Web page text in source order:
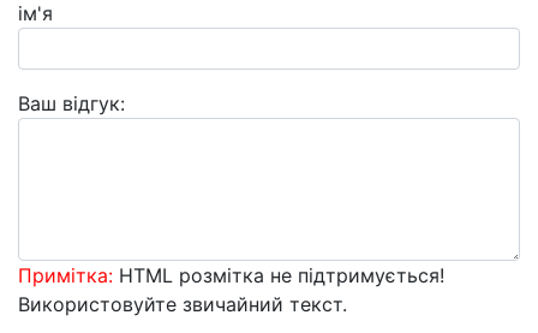
ім'я
Ваш відгук:
Примітка: HTML розмітка не підтримується!
Використовуйте звичайний текст.